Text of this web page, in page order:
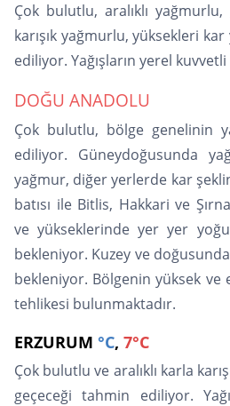
Çok bulutlu, aralıklı
karışık yağmurlu, yüksekleri kar
ediliyor. Yağışların yerel
DOĞU ANADOLU
Çok bulutlu, bölge genelinin
ediliyor. Güneydoğusunda
yağmur, diğer yerlerde kar
batısı ile Bitlis, Hakkari ve
ve yükseklerinde yer yer
bekleniyor. Kuzey ve
bekleniyor. Bölgenin yüksek ve
tehlikesi bulunmaktadır.
ERZURUM °C, 7°C
Çok bulutlu ve aralıklı karla
geçeceği tahmin ediliyor.